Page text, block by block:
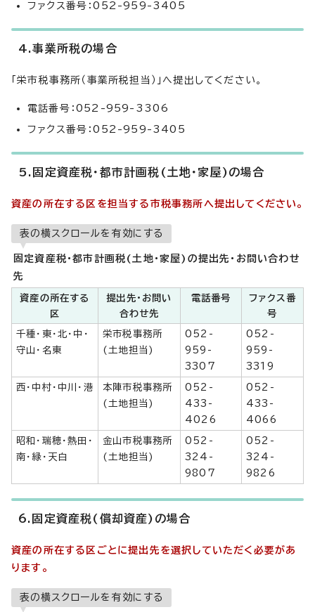
ファクス番号：052-959-3405
4.事業所税の場合
「栄市税事務所（事業所税担当）」へ提出してください。
電話番号：052-959-3306
ファクス番号：052-959-3405
5.固定資産税・都市計画税(土地・家屋)の場合
資産の所在する区を担当する市税事務所へ提出してください。
表の横スクロールを有効にする
固定資産税・都市計画税(土地・家屋)の提出先・お問い合わせ
先
資産の所在する
区
提出先・お問い
合わせ先
電話番号
ファクス番
号
千種・東・北・中・
守山・名東
栄市税事務所
(土地担当)
052-
959-
3307
052-
959-
3319
西・中村・中川・港
本陣市税事務所
(土地担当)
052-
433-
4026
052-
433-
4066
昭和・瑞穂・熱田・
南・緑・天白
金山市税事務所
(土地担当)
052-
324-
9807
052-
324-
9826
6.固定資産税(償却資産)の場合
資産の所在する区ごとに提出先を選択していただく必要があ
ります。
表の横スクロールを有効にする